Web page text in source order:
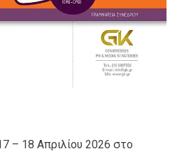
– 18 Απριλίου 2026 στο